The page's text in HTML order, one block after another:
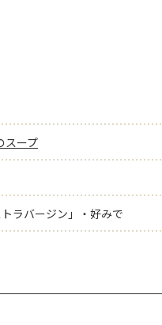
スープ
トラバージン」・好みで